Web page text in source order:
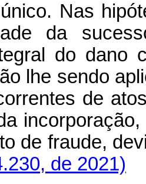
Nas
da
do dano
lhe sendo
de
de fraude,
de 2021)